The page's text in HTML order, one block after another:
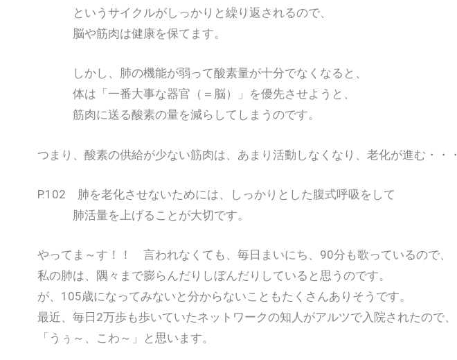
というサイクルがしっかりと繰り返されるので、
脳や筋肉は健康を保てます。
しかし、肺の機能が弱って酸素量が十分でなくなると、
体は「一番大事な器官（＝脳）」を優先させようと、
筋肉に送る酸素の量を減らしてしまうのです。
つまり、酸素の供給が少ない筋肉は、あまり活動しなくなり、老化が進む・・・
P.102 肺を老化させないためには、しっかりとした腹式呼吸をして
肺活量を上げることが大切です。
やってま～す！！ 言われなくても、毎日まいにち、90分も歌っているので、
私の肺は、隅々まで膨らんだりしぼんだりしていると思うのです。
が、105歳になってみないと分からないこともたくさんありそうです。
最近、毎日2万歩も歩いていたネットワークの知人がアルツで入院されたので、
「うぅ～、こわ～」と思います。